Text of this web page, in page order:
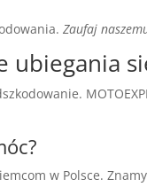
Zaufaj
ubiegania
w Polsce.